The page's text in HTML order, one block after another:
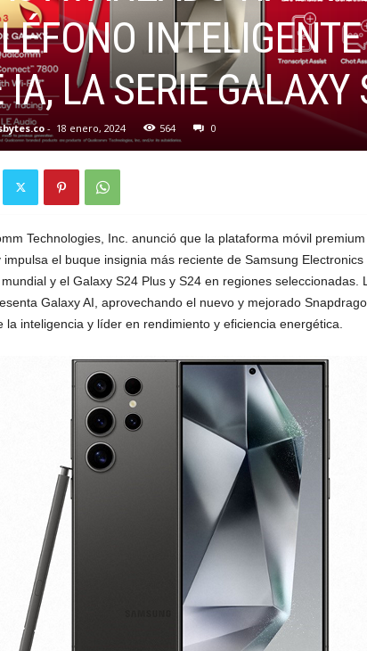
IA, LA SERIE GALAXY
- 18 enero, 2024 564 0
Technologies, Inc. anunció que la plataforma móvil
impulsa el buque insignia más reciente de Samsung
y el Galaxy S24 Plus y S24 en regiones seleccionadas.
Galaxy AI, aprovechando el nuevo y mejorado
la inteligencia y líder en rendimiento y eficiencia energética.